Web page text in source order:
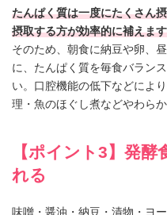
たんぱく質は一度にたくさん
摂取する方が効率的に補えま
そのため、朝食に納豆や卵、
に、たんぱく質を毎食バラン
い。口腔機能の低下などによ
理・魚のほぐし煮などやわら
【ポイント3】発酵
れる
味噌・醤油・納豆・漬物・ヨ